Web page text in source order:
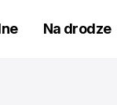
Na drodze